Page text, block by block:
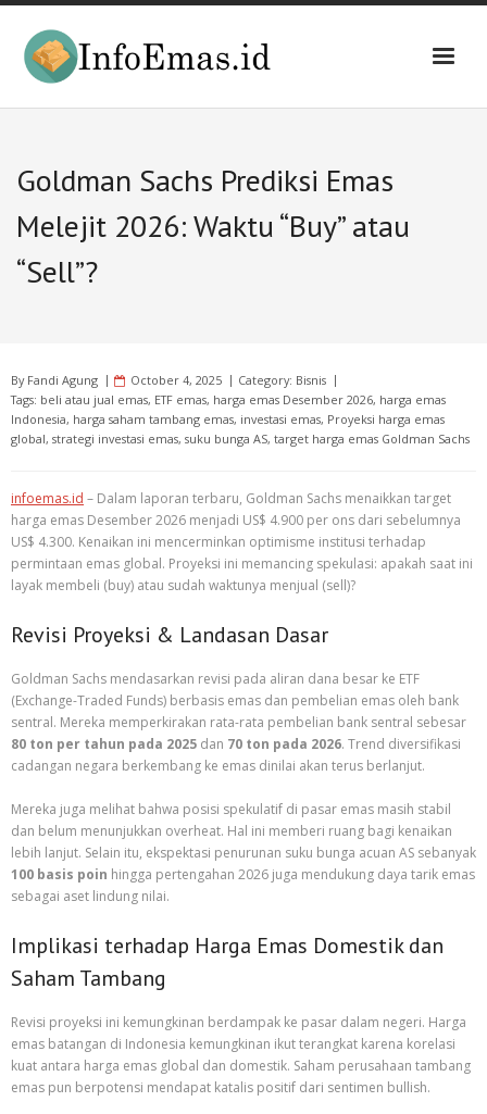
Skip
content
Goldman Sachs Prediksi Emas
Melejit 2026: Waktu “Buy” atau
“Sell”?
By Fandi Agung October 4, 2025 Category: Bisnis
Tags: beli atau jual emas, ETF emas, harga emas Desember 2026, harga emas
Indonesia, harga saham tambang emas, investasi emas, Proyeksi harga emas
global, strategi investasi emas, suku bunga AS, target harga emas Goldman Sachs
infoemas.id – Dalam laporan terbaru, Goldman Sachs menaikkan target
harga emas Desember 2026 menjadi US$ 4.900 per ons dari sebelumnya
US$ 4.300. Kenaikan ini mencerminkan optimisme institusi terhadap
permintaan emas global. Proyeksi ini memancing spekulasi: apakah saat ini
layak membeli (buy) atau sudah waktunya menjual (sell)?
Revisi Proyeksi & Landasan Dasar
Goldman Sachs mendasarkan revisi pada aliran dana besar ke ETF
(Exchange-Traded Funds) berbasis emas dan pembelian emas oleh bank
sentral. Mereka memperkirakan rata-rata pembelian bank sentral sebesar
80 ton per tahun pada 2025 dan 70 ton pada 2026. Trend diversifikasi
cadangan negara berkembang ke emas dinilai akan terus berlanjut.
Mereka juga melihat bahwa posisi spekulatif di pasar emas masih stabil
dan belum menunjukkan overheat. Hal ini memberi ruang bagi kenaikan
lebih lanjut. Selain itu, ekspektasi penurunan suku bunga acuan AS sebanyak
100 basis poin hingga pertengahan 2026 juga mendukung daya tarik emas
sebagai aset lindung nilai.
Implikasi terhadap Harga Emas Domestik dan
Saham Tambang
Revisi proyeksi ini kemungkinan berdampak ke pasar dalam negeri. Harga
emas batangan di Indonesia kemungkinan ikut terangkat karena korelasi
kuat antara harga emas global dan domestik. Saham perusahaan tambang
emas pun berpotensi mendapat katalis positif dari sentimen bullish.